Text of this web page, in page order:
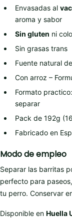
Envasadas al
aroma y sabor
Sin gluten ni
Sin grasas trans
Fuente natural de
Con arroz –
Formato practico:
separar
Pack de 192g
Fabricado en
Modo de empleo
Separar las barritas
perfecto para
tu perro. Conservar
Disponible en Huella